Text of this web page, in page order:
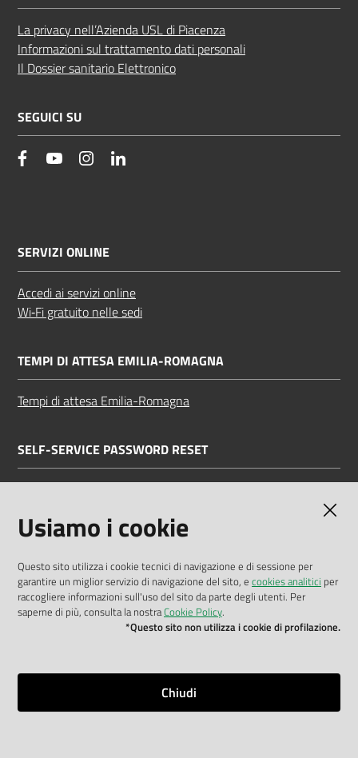
La privacy nell’Azienda USL di Piacenza
Informazioni sul trattamento dati personali
Il Dossier sanitario Elettronico
SEGUICI SU
facebookYouTube Instagram
SERVIZI ONLINE
Accedi ai servizi online
Wi‑Fi gratuito nelle sedi
TEMPI DI ATTESA EMILIA-ROMAGNA
Tempi di attesa Emilia-Romagna
SELF-SERVICE PASSWORD RESET
Dichiarazione di accessibilità
Privacy policy
Mappa del sito
Usiamo i cookie
Questo sito utilizza i cookie tecnici di navigazione e di sessione per
garantire un miglior servizio di navigazione del sito, e cookies analitici per
raccogliere informazioni sull'uso del sito da parte degli utenti. Per
saperne di più, consulta la nostraCookie Policy.
*Questo sito non utilizza i cookie di profilazione.
Chiudi